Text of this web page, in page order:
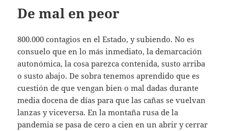
De mal en peor
800.000 contagios en el Estado, y subiendo. No es
consuelo que en lo más inmediato, la demarcación
autonómica, la cosa parezca contenida, susto arriba
o susto abajo. De sobra tenemos aprendido que es
cuestión de que vengan bien o mal dadas durante
media docena de días para que las cañas se vuelvan
lanzas y viceversa. En la montaña rusa de la
pandemia se pasa de cero a cien en un abrir y cerrar